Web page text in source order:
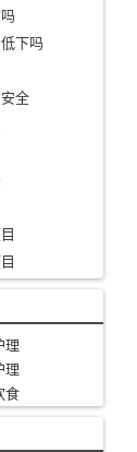
下吗
全
理
理
食